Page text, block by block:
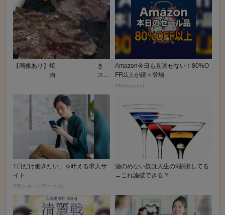
【画像あり】焼 き
肉 ス
Amazon今日も見逃せない！80%O
FF以上が続々登場
PR(Amazon)
1日だけ働きたい、を叶える求人サ
イト
PR(ショットワークス)
酒のめない奴は人生の9割損してる
←これ論破できる？